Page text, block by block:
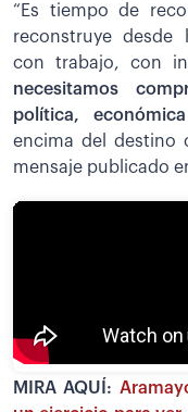
“Es tiempo de
reconstruye desde
con trabajo, con
necesitamos
política,
encima del destino
mensaje publicado
MIRA AQUÍ: